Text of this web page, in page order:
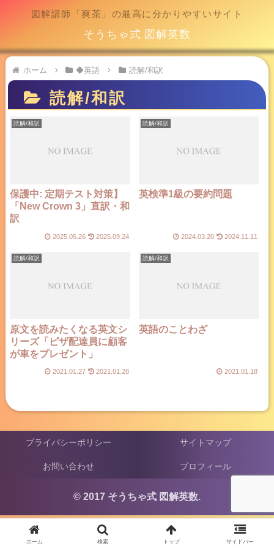
図解講師「爽茶」の最高に分かりやすいサイト
そうちゃ式 図解英数
ホーム ◆英語 読解/和訳
読解/和訳
読解/和訳
保護中: 定期テスト対策】
「New Crown 3」直訳・和
訳
2025.05.26 2025.09.24
読解/和訳
英検準1級の要約問題
2024.03.20 2024.11.11
読解/和訳
原文を読みたくなる英文シ
リーズ「ピザ配達員に顧客
が車をプレゼント」
2021.01.27 2021.01.28
読解/和訳
英語のことわざ
2021.01.18
プライバシーポリシー サイトマップ
お問い合わせ プロフィール
© 2017 そうちゃ式 図解英数.
ホーム 検索 トップ サイドバー